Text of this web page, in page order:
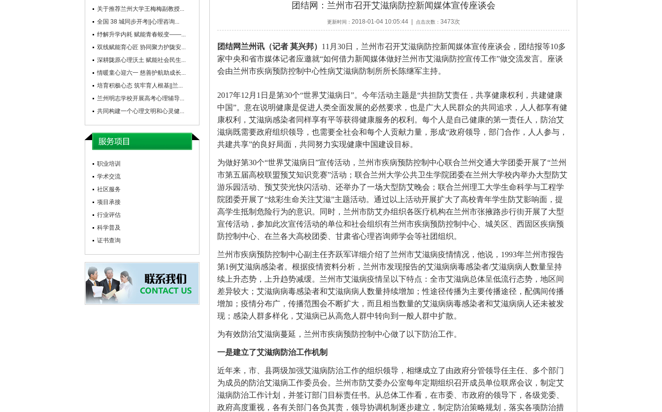
关于推荐兰州大学王梅梅副教授...
全国 38 城同步开考||心理咨询...
纾解升学内耗 赋能青春蜕变——...
双线赋能育心匠 协同聚力护陇安...
深耕陇原心理沃土 赋能社会民生...
情暖童心迎六一 慈善护航助成长...
培育积极心态 筑牢育人根基||兰...
兰州明志学校开展高考心理辅导...
共同构建一个心理文明和心灵健...
职业培训
学术交流
社区服务
项目承接
行业评估
科学普及
证书查询
团结网：兰州市召开艾滋病防控新闻媒体宣传座谈会
更新时间： 2018-01-04 10:05:44 | 点击次数： 3473次
团结网兰州讯（记者 莫兴邦） 11月30日，兰州市召开艾滋病防控新闻媒体宣传座谈会，团结报等10多
家中央和省市媒体记者应邀就“如何借力新闻媒体做好兰州市艾滋病防控宣传工作”做交流发言。座谈
会由兰州市疾病预防控制中心性病艾滋病防制所所长陈继军主持。
2017年12月1日是第30个“世界艾滋病日”。今年活动主题是“共担防艾责任，共享健康权利，共建健康
中国”。意在说明健康是促进人类全面发展的必然要求，也是广大人民群众的共同追求，人人都享有健
康权利，艾滋病感染者同样享有平等获得健康服务的权利。每个人是自己健康的第一责任人，防治艾
滋病既需要政府组织领导，也需要全社会和每个人贡献力量，形成“政府领导，部门合作，人人参与，
共建共享”的良好局面，共同努力实现健康中国建设目标。
为做好第30个“世界艾滋病日”宣传活动，兰州市疾病预防控制中心联合兰州交通大学团委开展了“兰州
市第五届高校联盟预艾知识竞赛”活动；联合兰州大学公共卫生学院团委在兰州大学校内举办大型防艾
游乐园活动、预艾荧光快闪活动、还举办了一场大型防艾晚会；联合兰州理工大学生命科学与工程学
院团委开展了“炫彩生命关注艾滋”主题活动。通过以上活动开展扩大了高校青年学生防艾影响面，提
高学生抵制危险行为的意识。同时，兰州市防艾办组织各医疗机构在兰州市张掖路步行街开展了大型
宣传活动，参加此次宣传活动的单位和社会组织有兰州市疾病预防控制中心、城关区、西固区疾病预
防控制中心、在兰各大高校团委、甘肃省心理咨询师学会等社团组织。
兰州市疾病预防控制中心副主任齐跃军详细介绍了兰州市艾滋病疫情情况，他说，1993年兰州市报告
第1例艾滋病感染者。根据疫情资料分析，兰州市发现报告的艾滋病病毒感染者/艾滋病病人数量呈持
续上升态势，上升趋势减缓。兰州市艾滋病疫情呈以下特点：全市艾滋病总体呈低流行态势，地区间
差异较大；艾滋病病毒感染者和艾滋病病人数量持续增加；性途径传播为主要传播途径，配偶间传播
增加；疫情分布广，传播范围会不断扩大，而且相当数量的艾滋病病毒感染者和艾滋病病人还未被发
现；感染人群多样化，艾滋病已从高危人群中转向到一般人群中扩散。
为有效防治艾滋病蔓延，兰州市疾病预防控制中心做了以下防治工作。
一是建立了艾滋病防治工作机制
近年来，市、县两级加强艾滋病防治工作的组织领导，相继成立了由政府分管领导任主任、多个部门
为成员的防治艾滋病工作委员会。兰州市防艾委办公室每年定期组织召开成员单位联席会议，制定艾
滋病防治工作计划，并签订部门目标责任书。从总体工作看，在市委、市政府的领导下，各级党委、
政府高度重视，各有关部门各负其责，领导协调机制逐步建立，制定防治策略规划，落实各项防治措